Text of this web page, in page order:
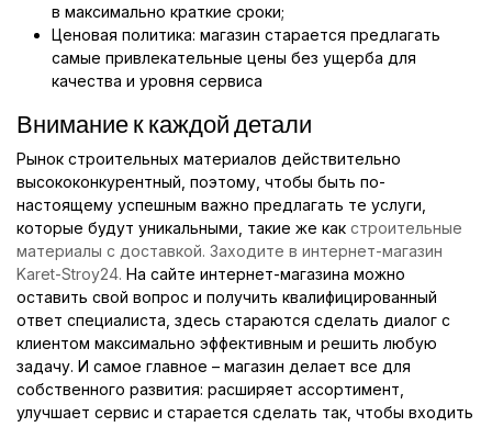
в максимально краткие сроки;
Ценовая политика: магазин старается предлагать
самые привлекательные цены без ущерба для
качества и уровня сервиса
Внимание к каждой детали
Рынок строительных материалов действительно
высококонкурентный, поэтому, чтобы быть по-
настоящему успешным важно предлагать те услуги,
которые будут уникальными, такие же как строительные
материалы с доставкой. Заходите в интернет-магазин
Karet-Stroy24. На сайте интернет-магазина можно
оставить свой вопрос и получить квалифицированный
ответ специалиста, здесь стараются сделать диалог с
клиентом максимально эффективным и решить любую
задачу. И самое главное – магазин делает все для
собственного развития: расширяет ассортимент,
улучшает сервис и старается сделать так, чтобы входить